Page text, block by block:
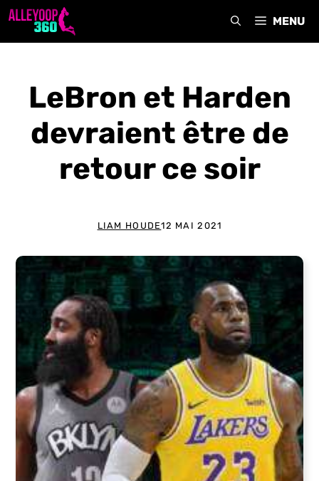
Aller
MENU
LeBron et Harden
devraient être de
retour ce soir
LIAM HOUDE12 MAI 2021